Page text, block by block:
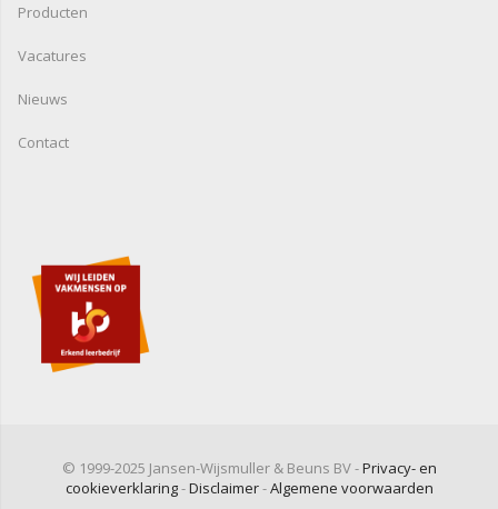
Producten
Vacatures
Nieuws
Contact
© 1999-2025 Jansen-Wijsmuller & Beuns BV -Privacy- en
cookieverklaring-Disclaimer-Algemene voorwaarden